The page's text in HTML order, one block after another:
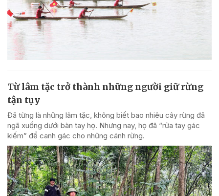
Từ lâm tặc trở thành những người giữ rừng
tận tụy
Đã từng là những lâm tặc, không biết bao nhiêu cây rừng đã
ngã xuống dưới bàn tay họ. Nhưng nay, họ đã “rửa tay gác
kiếm” để canh gác cho những cánh rừng.